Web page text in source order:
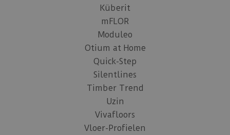
Küberit
mFLOR
Moduleo
Otium at Home
Quick-Step
Silentlines
Timber Trend
Uzin
Vivafloors
Vloer-Profielen